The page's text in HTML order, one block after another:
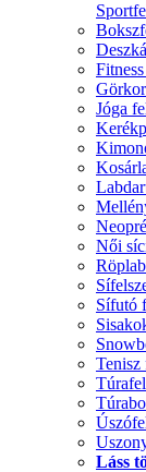
Jóga
Női
Sífutó
Tenisz
Láss